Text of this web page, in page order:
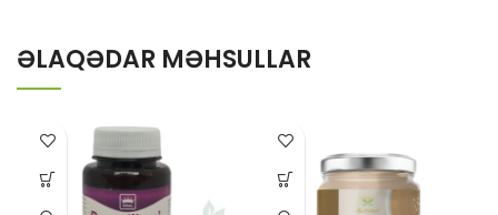
ƏLAQƏDAR MƏHSULLAR